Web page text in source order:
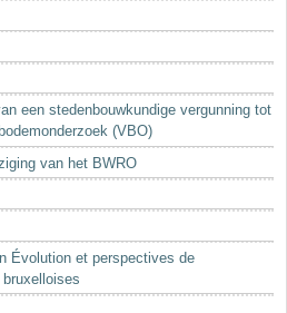
een stedenbouwkundige vergunning tot
(VBO)
van het BWRO
Évolution et perspectives de